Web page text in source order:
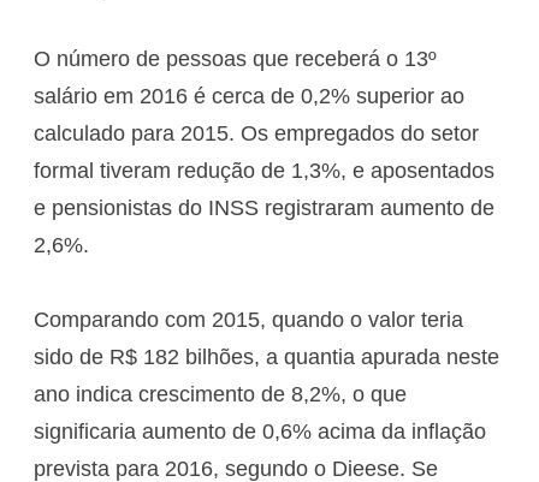
O número de pessoas que receberá o 13º
salário em 2016 é cerca de 0,2% superior ao
calculado para 2015. Os empregados do setor
formal tiveram redução de 1,3%, e aposentados
e pensionistas do INSS registraram aumento de
2,6%.
Comparando com 2015, quando o valor teria
sido de R$ 182 bilhões, a quantia apurada neste
ano indica crescimento de 8,2%, o que
significaria aumento de 0,6% acima da inflação
prevista para 2016, segundo o Dieese. Se